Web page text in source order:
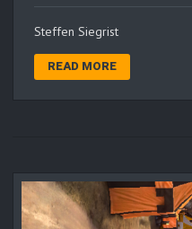
Steffen Siegrist
READ MORE